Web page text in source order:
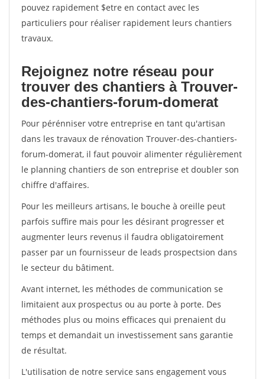
pouvez rapidement $etre en contact avec les
particuliers pour réaliser rapidement leurs chantiers
travaux.
Rejoignez notre réseau pour
trouver des chantiers à Trouver-
des-chantiers-forum-domerat
Pour pérénniser votre entreprise en tant qu'artisan
dans les travaux de rénovation Trouver-des-chantiers-
forum-domerat, il faut pouvoir alimenter régulièrement
le planning chantiers de son entreprise et doubler son
chiffre d'affaires.
Pour les meilleurs artisans, le bouche à oreille peut
parfois suffire mais pour les désirant progresser et
augmenter leurs revenus il faudra obligatoirement
passer par un fournisseur de leads prospectsion dans
le secteur du bâtiment.
Avant internet, les méthodes de communication se
limitaient aux prospectus ou au porte à porte. Des
méthodes plus ou moins efficaces qui prenaient du
temps et demandait un investissement sans garantie
de résultat.
L'utilisation de notre service sans engagement vous